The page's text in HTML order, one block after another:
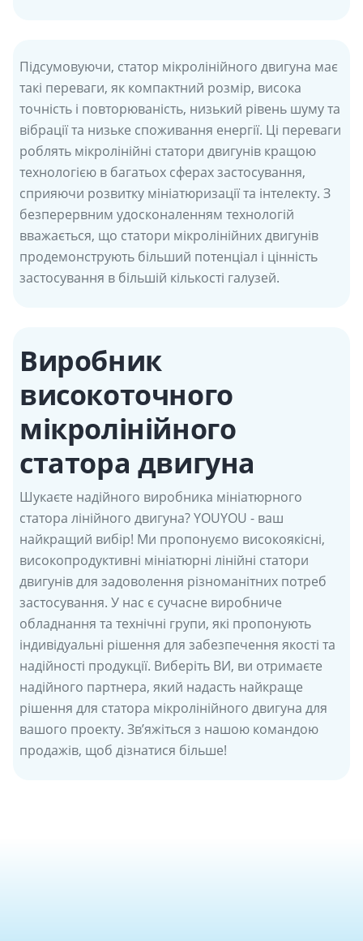
Підсумовуючи, статор мікролінійного двигуна має
такі переваги, як компактний розмір, висока
точність і повторюваність, низький рівень шуму та
вібрації та низьке споживання енергії. Ці переваги
роблять мікролінійні статори двигунів кращою
технологією в багатьох сферах застосування,
сприяючи розвитку мініатюризації та інтелекту. З
безперервним удосконаленням технологій
вважається, що статори мікролінійних двигунів
продемонструють більший потенціал і цінність
застосування в більшій кількості галузей.
Виробник
високоточного
мікролінійного
статора двигуна
Шукаєте надійного виробника мініатюрного
статора лінійного двигуна? YOUYOU - ваш
найкращий вибір! Ми пропонуємо високоякісні,
високопродуктивні мініатюрні лінійні статори
двигунів для задоволення різноманітних потреб
застосування. У нас є сучасне виробниче
обладнання та технічні групи, які пропонують
індивідуальні рішення для забезпечення якості та
надійності продукції. Виберіть ВИ, ви отримаєте
надійного партнера, який надасть найкраще
рішення для статора мікролінійного двигуна для
вашого проекту. Зв’яжіться з нашою командою
продажів, щоб дізнатися більше!